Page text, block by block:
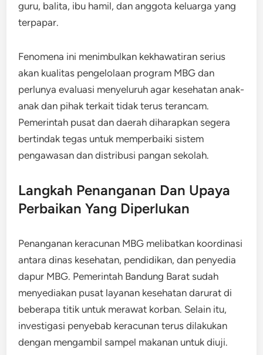
guru, balita, ibu hamil, dan anggota keluarga yang
terpapar.
Fenomena ini menimbulkan kekhawatiran serius
akan kualitas pengelolaan program MBG dan
perlunya evaluasi menyeluruh agar kesehatan anak-
anak dan pihak terkait tidak terus terancam.
Pemerintah pusat dan daerah diharapkan segera
bertindak tegas untuk memperbaiki sistem
pengawasan dan distribusi pangan sekolah.
Langkah Penanganan Dan Upaya
Perbaikan Yang Diperlukan
Penanganan keracunan MBG melibatkan koordinasi
antara dinas kesehatan, pendidikan, dan penyedia
dapur MBG. Pemerintah Bandung Barat sudah
menyediakan pusat layanan kesehatan darurat di
beberapa titik untuk merawat korban. Selain itu,
investigasi penyebab keracunan terus dilakukan
dengan mengambil sampel makanan untuk diuji.